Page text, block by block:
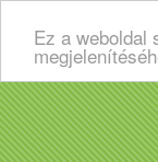
Ez a weboldal